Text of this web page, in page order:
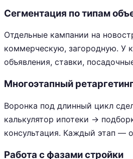
Сегментация по типам
Отдельные кампании на
коммерческую, загородную. У
объявления, ставки,
Многоэтапный
Воронка под длинный цикл
калькулятор ипотеки →
консультация. Каждый этап —
Работа с фазами стройки